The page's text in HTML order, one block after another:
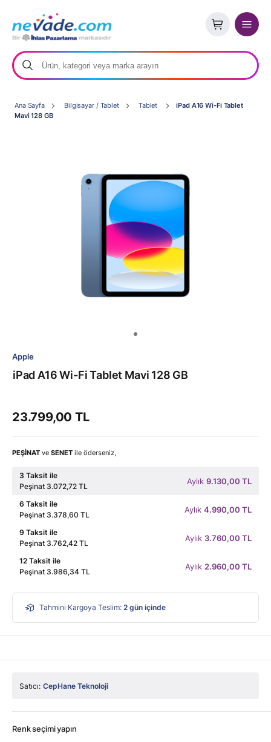
Ana Sayfa Bilgisayar / Tablet Tablet
iPad A16 Wi-Fi Tablet
Mavi 128 GB
Apple
iPad A16 Wi-Fi Tablet Mavi 128 GB
23.799,00 TL
PEŞİNAT ve SENET ile öderseniz,
3 Taksit ile
Peşinat 3.072,72 TL
Aylık 9.130,00 TL
6 Taksit ile
Peşinat 3.378,60 TL
Aylık 4.990,00 TL
9 Taksit ile
Peşinat 3.762,42 TL
Aylık 3.760,00 TL
12 Taksit ile
Peşinat 3.986,34 TL
Aylık 2.960,00 TL
Tahmini Kargoya Teslim: 2 gün içinde
Satıcı: CepHane Teknoloji
Renk seçimi yapın